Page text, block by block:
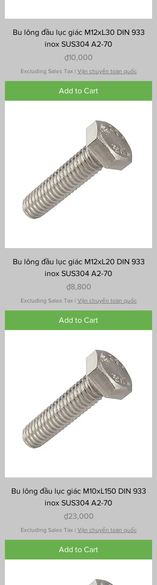
Bu lông đầu lục giác M12xL30 DIN 933
inox SUS304 A2-70
Price
₫10,000
Excluding Sales Tax| Vận chuyển toàn quốc
Add to Cart
Bu lông đầu lục giác M12xL20 DIN 933
inox SUS304 A2-70
Price
₫8,800
Excluding Sales Tax| Vận chuyển toàn quốc
Add to Cart
Bu lông đầu lục giác M10xL150 DIN 933
inox SUS304 A2-70
Price
₫23,000
Excluding Sales Tax| Vận chuyển toàn quốc
Add to Cart